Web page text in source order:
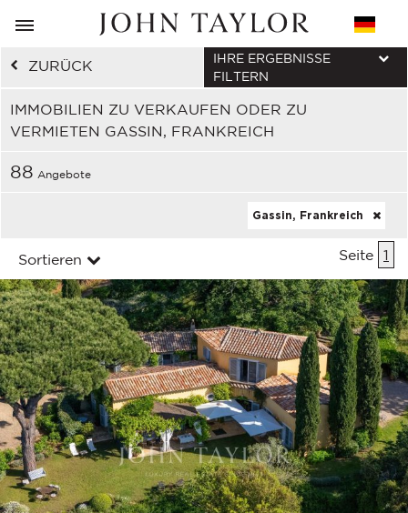
ZURÜCK
IMMOBILIEN ZU VERKAUFEN ODER ZU
VERMIETEN GASSIN, FRANKREICH
IHRE ERGEBNISSE
FILTERN
88 Angebote
Gassin, Frankreich
Sortieren Seite 1